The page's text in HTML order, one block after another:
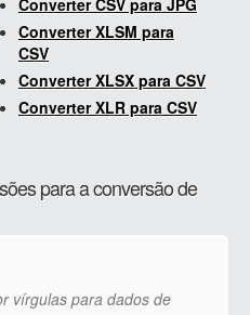
Converter CSV para JPG
Converter XLSM para
CSV
Converter XLSX para CSV
Converter XLR para CSV
para a conversão de
vírgulas para dados de